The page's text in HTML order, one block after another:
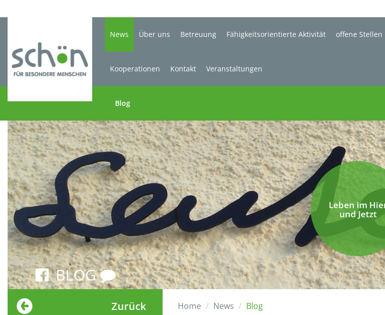
News
Blog
Über uns Betreuung Fähigkeitsorientierte Aktivität offene Stellen
Kooperationen Kontakt Veranstaltungen
Leben im
und Jetzt
BLOG
Zurück Home News Blog